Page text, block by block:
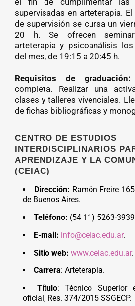
supervisadas en arteterapia.
de supervisión se cursa un
20 h. Se ofrecen
arteterapia y psicoanálisis
del mes, de 19:15 a 20:45 h.
Requisitos de
completa. Realizar una
clases y talleres vivenciales.
de fichas bibliográficas y
CENTRO DE ESTUDIOS
INTERDISCIPLINARIOS
APRENDIZAJE Y LA
(CEIAC)
Dirección: Ramón Freire
de Buenos Aires.
Teléfono: (54 11) 5263-
E-mail: info@ceiac.edu.ar.
Sitio web: www.ceiac.edu.ar.
Carrera: Arteterapia.
Título: Técnico Superior
oficial, Res. 374/2015 SSGECP.